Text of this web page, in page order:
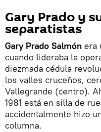
Gary Prado y
separatistas
Gary Prado Salmón era
cuando lideraba la
diezmada cédula
los valles cruceños,
Vallegrande (centro).
1981 está en silla de
accidentalmente hizo
columna.